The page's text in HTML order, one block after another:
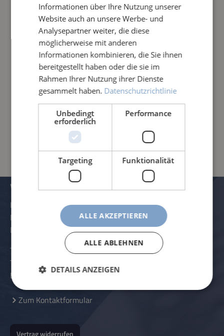
Produkt Anzahl: Gib den gewünschten
IN DEN WARENKORB
Frage zum Artikel
PRODUKTINFORMATIONEN
VERWALTUNG UND KONTAKTDATEN
Rössle AG
Pater-Hartmann-Straße 23
D-87616 Marktoberdorf
Telefon:
+49 (0) 8342 - 70 59 5-0
Telefax:
+49 (0) 8342 - 70 59 5-70
E-Mail: info@roessle.ag
Zum Kontaktformular
Vertrag widerrufen
Informationen über Ihre Nutzung unserer
Website auch an unsere Werbe- und
Analysepartner weiter, die diese
möglicherweise mit anderen
Informationen kombinieren, die Sie ihnen
bereitgestellt haben oder die sie im
Rahmen Ihrer Nutzung ihrer Dienste
gesammelt haben. Datenschutzrichtlinie
Unbedingt
erforderlich
Performance
Targeting Funktionalität
ALLE AKZEPTIEREN
ALLE ABLEHNEN
DETAILS ANZEIGEN